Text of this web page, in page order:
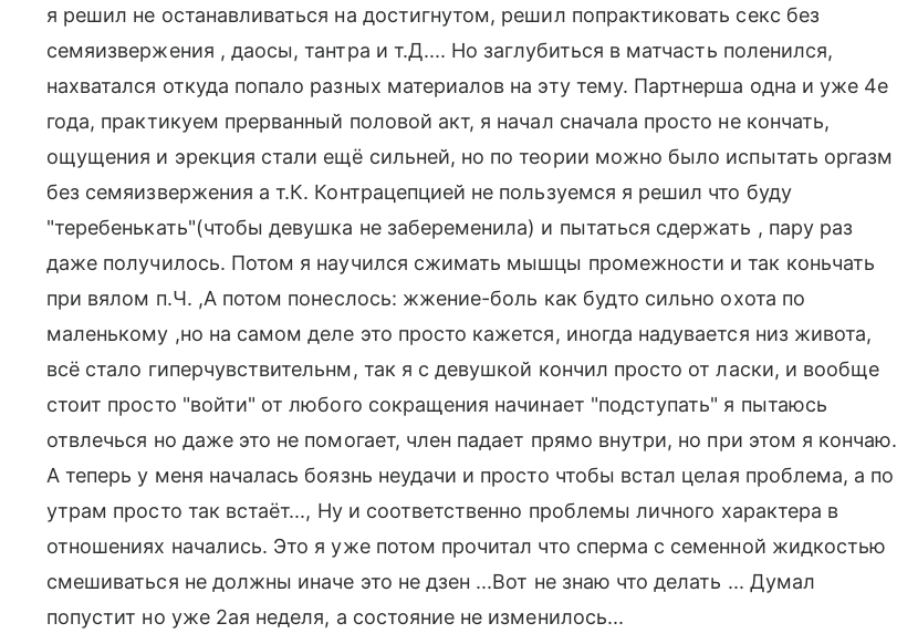
я решил не останавливаться на достигнутом, решил попрактиковать секс без
семяизвержения , даосы, тантра и т.Д.... Но заглубиться в матчасть поленился,
нахватался откуда попало разных материалов на эту тему. Партнерша одна и уже 4е
года, практикуем прерванный половой акт, я начал сначала просто не кончать,
ощущения и эрекция стали ещё сильней, но по теории можно было испытать оргазм
без семяизвержения а т.К. Контрацепцией не пользуемся я решил что буду
"теребенькать"(чтобы девушка не забеременила) и пытаться сдержать , пару раз
даже получилось. Потом я научился сжимать мышцы промежности и так коньчать
при вялом п.Ч. ,А потом понеслось: жжение-боль как будто сильно охота по
маленькому ,но на самом деле это просто кажется, иногда надувается низ живота,
всё стало гиперчувствительнм, так я с девушкой кончил просто от ласки, и вообще
стоит просто "войти" от любого сокращения начинает "подступать" я пытаюсь
отвлечься но даже это не помогает, член падает прямо внутри, но при этом я кончаю.
А теперь у меня началась боязнь неудачи и просто чтобы встал целая проблема, а по
утрам просто так встаёт..., Ну и соответственно проблемы личного характера в
отношениях начались. Это я уже потом прочитал что сперма с семенной жидкостью
смешиваться не должны иначе это не дзен ...Вот не знаю что делать ... Думал
попустит но уже 2ая неделя, а состояние не изменилось...